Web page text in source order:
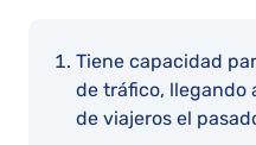
Tiene capacidad
de tráfico, llegando
de viajeros el